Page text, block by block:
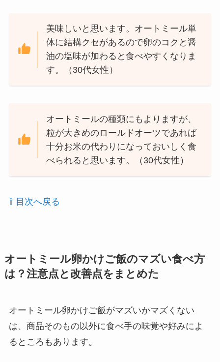
美味しいと思います。オートミール単
体に結構クセがあるので卵のコクと醤
油の塩味が加わると食べやすくなりま
す。（30代女性）
オートミールの種類にもよりますが、
粒が大きめのロールドオーツであれば
十分お米の代わりになっておいしく食
べられると思います。（30代女性）
⇧ 目次へ戻る
オートミール卵かけご飯のマズい食べ方
は？注意点と改善点をまとめた
オートミール卵かけご飯がマズいかマズくない
は、商品そのもの以外に食べ手の味覚や好みによ
るところもあります。